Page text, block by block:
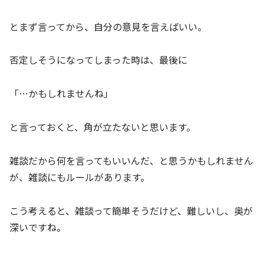
とまず言ってから、自分の意見を言えばいい。
否定しそうになってしまった時は、最後に
「…かもしれませんね」
と言っておくと、角が立たないと思います。
雑談だから何を言ってもいいんだ、と思うかもしれません
が、雑談にもルールがあります。
こう考えると、雑談って簡単そうだけど、難しいし、奥が
深いですね。